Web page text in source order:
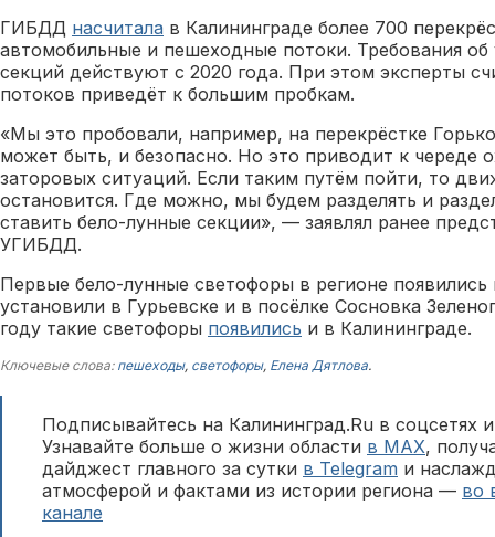
ГИБДД насчитала в Калининграде более 700
автомобильные и пешеходные потоки. Требования об
секций действуют с 2020 года. При этом эксперты
потоков приведёт к большим пробкам.
«Мы это пробовали, например, на перекрёстке
может быть, и безопасно. Но это приводит к череде
заторовых ситуаций. Если таким путём пойти, то
остановится. Где можно, мы будем разделять и
ставить бело-лунные секции», — заявлял ранее
УГИБДД.
Первые бело-лунные светофоры в регионе появились
установили в Гурьевске и в посёлке Сосновка
году такие светофоры появились и в Калининграде.
Ключевые слова: пешеходы, светофоры, Елена Дятлова.
Подписывайтесь на Калининград.Ru в соцсетях
Узнавайте больше о жизни области в MAX,
дайджест главного за сутки в Telegram и
атмосферой и фактами из истории региона — во
канале